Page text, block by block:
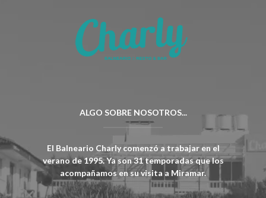
ALGO SOBRE NOSOTROS...
El Balneario Charly comenzó a trabajar en el
verano de 1995. Ya son 31 temporadas que los
acompañamos en su visita a Miramar.